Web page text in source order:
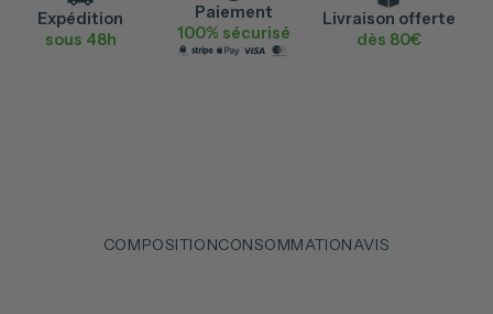
Expédition
sous 48h
Paiement
100% sécurisé
Livraison offerte
dès 80€
COMPOSITIONCONSOMMATIONAVIS